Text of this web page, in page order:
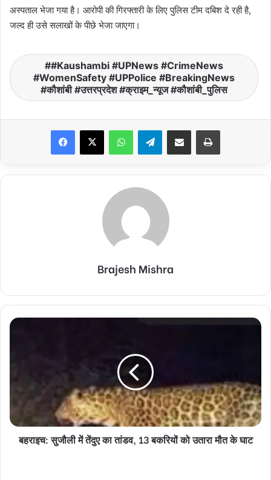
अस्पताल भेजा गया है। आरोपी की गिरफ्तारी के लिए पुलिस टीम दबिश दे रही है,
जल्द ही उसे सलाखों के पीछे भेजा जाएगा।
​#Kaushambi #UPNews #CrimeNews
#WomenSafety #UPPolice #BreakingNews
#कौशांबी #उत्तरप्रदेश #क्राइम_न्यूज #कौशांबी_पुलिस
Facebook
X WhatsAppTelegramShare via Email Print
Brajesh Mishra
बहराइच:
को
उताराबहराइच: सुजौली में तेंदुए का तांडव, 13 बकरियों को उतारा मौत के घाट